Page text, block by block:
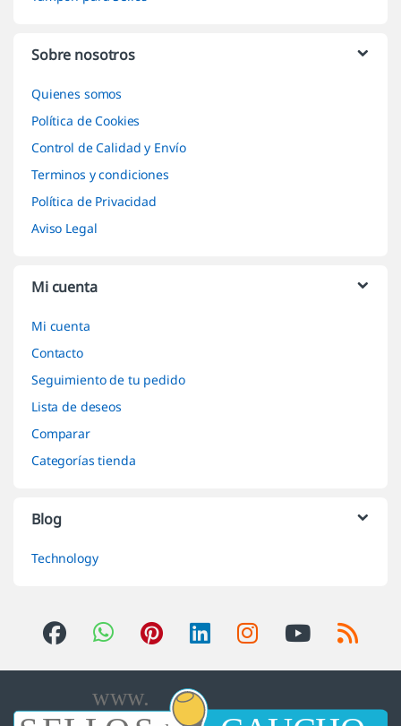
Sobre nosotros
Quienes somos
Política de Cookies
Control de Calidad y Envío
Terminos y condiciones
Política de Privacidad
Aviso Legal
Mi cuenta
Mi cuenta
Contacto
Seguimiento de tu pedido
Lista de deseos
Comparar
Categorías tienda
Blog
Technology